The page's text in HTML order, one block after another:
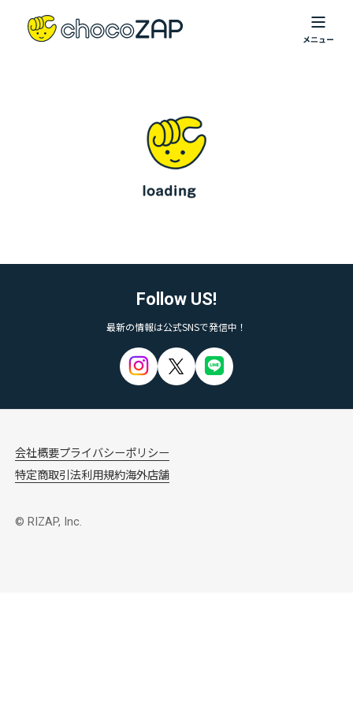
Follow US!
最新の情報は公式SNSで発信中！
会社概要プライバシーポリシー
特定商取引法利用規約海外店舗
© RIZAP, Inc.